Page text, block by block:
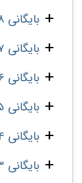
بایگانی 1368
بایگانی 1367
بایگانی 1366
بایگانی 1365
بایگانی 1364
بایگانی 1363